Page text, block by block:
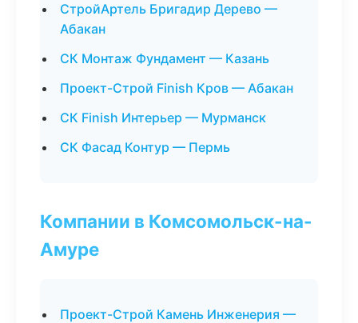
СтройАртель Бригадир Дерево —
Абакан
СК Монтаж Фундамент — Казань
Проект-Строй Finish Кров — Абакан
СК Finish Интерьер — Мурманск
СК Фасад Контур — Пермь
Компании в Комсомольск-на-
Амуре
Проект-Строй Камень Инженерия —